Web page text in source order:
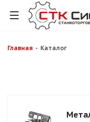
Главная - Каталог